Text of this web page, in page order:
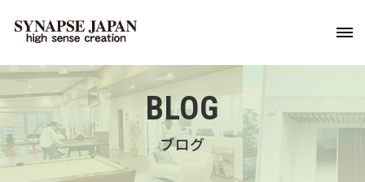
BLOG
ブログ